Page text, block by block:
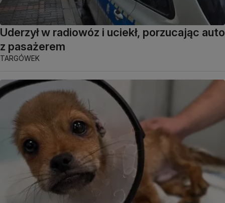
Uderzył w radiowóz i uciekł, porzucając auto
z pasażerem
TARGÓWEK